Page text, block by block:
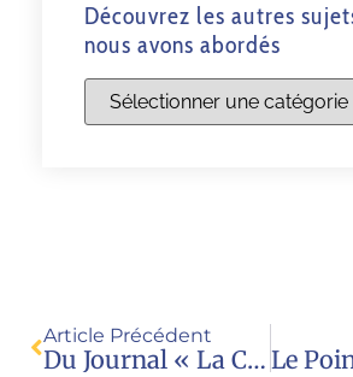
Découvrez les autres
nous avons abordés
Article Précédent
Du Journal « La Croix »